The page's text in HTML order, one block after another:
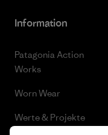
Information
Patagonia Action
Works
Worn Wear
Werte & Projekte